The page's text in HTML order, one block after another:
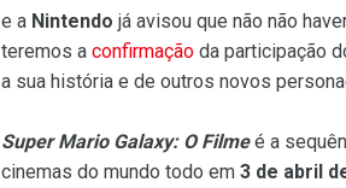
e a Nintendo já avisou que não não
teremos a confirmação da participação
a sua história e de outros novos
Super Mario Galaxy: O Filmeé a
cinemas do mundo todo em 3 de abril